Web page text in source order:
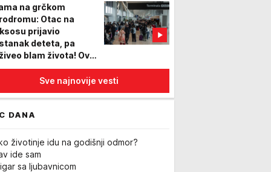
na grčkom
Otac na
prijavio
deteta, pa
blam života! Ovo
nije očekivao
Sve najnovije vesti
DANA
životinje idu na godišnji odmor?
ide sam
sa ljubavnicom